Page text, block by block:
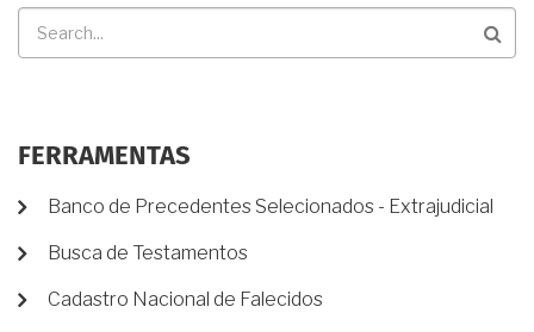
FERRAMENTAS
Banco de Precedentes Selecionados - Extrajudicial
Busca de Testamentos
Cadastro Nacional de Falecidos